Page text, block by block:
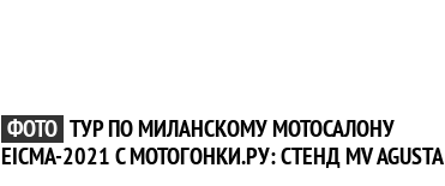
ФОТО ТУР ПО МИЛАНСКОМУ МОТОСАЛОНУ
EICMA-2021 С МОТОГОНКИ.РУ: СТЕНД MV AGUSTA